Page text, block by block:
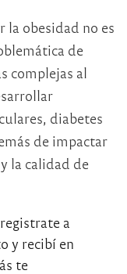
la obesidad no es
de
complejas al
diabetes
de impactar
la calidad de
a
y recibí en
te